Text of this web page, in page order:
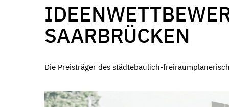
SAARBRÜCKEN
Die Preisträger des städtebaulich-